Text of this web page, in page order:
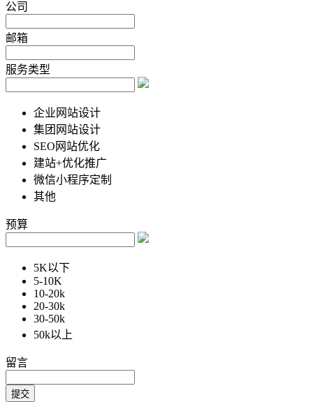
公司
邮箱
服务类型
企业网站设计
集团网站设计
SEO网站优化
建站+优化推广
微信小程序定制
其他
预算
5K以下
5-10K
10-20k
20-30k
30-50k
50k以上
留言